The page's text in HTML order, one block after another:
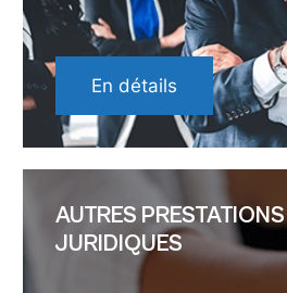
En détails
AUTRES PRESTATIONS
JURIDIQUES